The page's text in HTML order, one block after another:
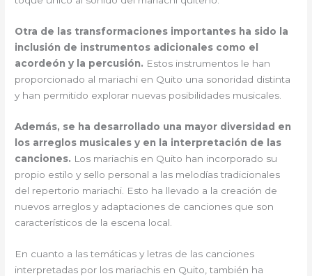
Otra de las transformaciones importantes ha sido la
inclusión de instrumentos adicionales como el
acordeón y la percusión. Estos instrumentos le han
proporcionado al mariachi en Quito una sonoridad distinta
y han permitido explorar nuevas posibilidades musicales.
Además, se ha desarrollado una mayor diversidad en
los arreglos musicales y en la interpretación de las
canciones. Los mariachis en Quito han incorporado su
propio estilo y sello personal a las melodías tradicionales
del repertorio mariachi. Esto ha llevado a la creación de
nuevos arreglos y adaptaciones de canciones que son
característicos de la escena local.
En cuanto a las temáticas y letras de las canciones
interpretadas por los mariachis en Quito, también ha